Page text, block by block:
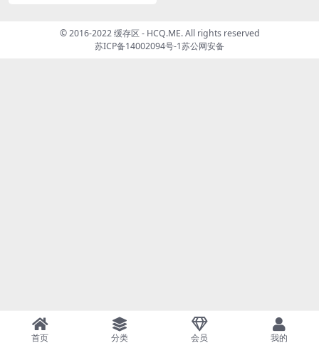
© 2016-2022 缓存区 - HCQ.ME. All rights reserved
苏ICP备14002094号-1苏公网安备
首页 分类 会员 我的